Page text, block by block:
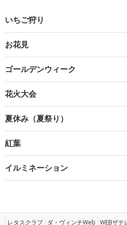
いちご狩り
お花見
ゴールデンウィーク
花火大会
夏休み（夏祭り）
紅葉
イルミネーション
レタスクラブ ダ・ヴィンチWeb WEBザテ